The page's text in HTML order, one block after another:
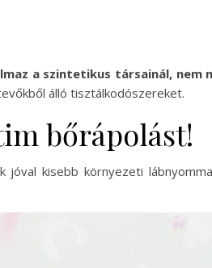
a szintetikus társainál, nem
álló tisztálkodószereket.
bőrápolást!
jóval kisebb környezeti